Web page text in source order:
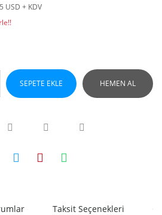
USD + KDV
SEPETE EKLE HEMEN AL
Taksit Seçenekleri